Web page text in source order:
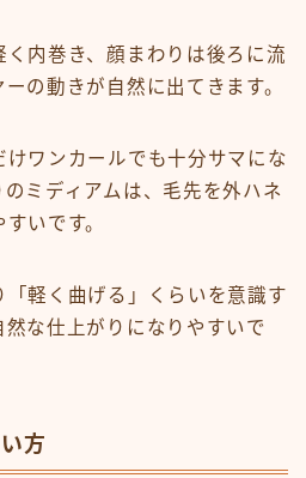
内巻き、顔まわりは後ろに流
の動きが自然に出てきます。
けワンカールでも十分サマにな
ミディアムは、毛先を外ハネ
いです。
「軽く曲げる」くらいを意識す
な仕上がりになりやすいで
方